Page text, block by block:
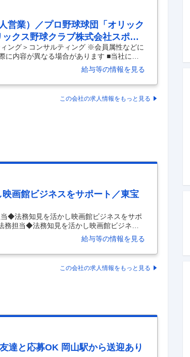
営業）／プロ野球球団「オリック
クス野球クラブ株式会社スポー
企業の経営課題を解決する／価
？
ング＞コンサルティング ※会員属性などに
内容が異なる場合があります ■当社につ
団の1つであり、京セラドーム大阪を本拠
会社です。 プロ野球興行を通じて、ファン
同時に、関西を盛り上げ、地域の賑わいを
提供に日々挑戦し続けています。 ■採用ポ
給与等の情報を見る
この会社の求人情報をもっと見る
画館ビジネスをサポート／東宝
◆法務知見を活かし映画館ビジネスをサポ
担当◆法務知見を活かし映画館ビジネス
私たちのミッションは、年間多くのお客
を守り、快適を提供することです。日々の
館運営に関わる本社各部門との連携をはか
具体的な業務内容： ご経験やスキルに応じ
給与等の情報を見る
この会社の求人情報をもっと見る
達と応募OK 岡山駅から送迎あり